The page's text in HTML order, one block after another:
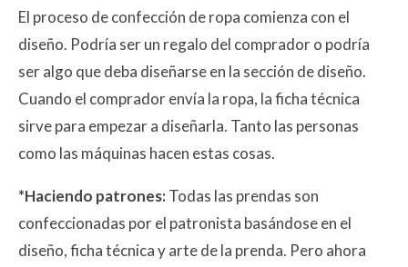
El proceso de confección de ropa comienza con el
diseño. Podría ser un regalo del comprador o podría
ser algo que deba diseñarse en la sección de diseño.
Cuando el comprador envía la ropa, la ficha técnica
sirve para empezar a diseñarla. Tanto las personas
como las máquinas hacen estas cosas.
*Haciendo patrones:Todas las prendas son
confeccionadas por el patronista basándose en el
diseño, ficha técnica y arte de la prenda. Pero ahora